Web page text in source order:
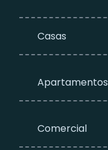
Casas
Apartamentos
Comercial